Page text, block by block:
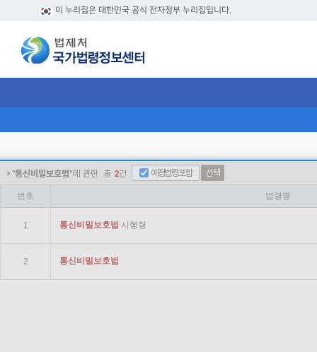
이 누리집은 대한민국 공식 전자정부 누리집입니다.
"통신비밀보호법"에 관한 총 2건 예정법령포함 선택
번호 법령명
1 통신비밀 보호법 시행령
2 통신비밀 보호법